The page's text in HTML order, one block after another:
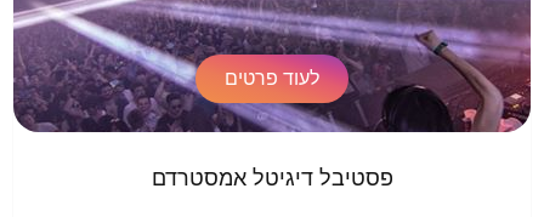
לעוד פרטים
פסטיבל דיגיטל אמסטרדם